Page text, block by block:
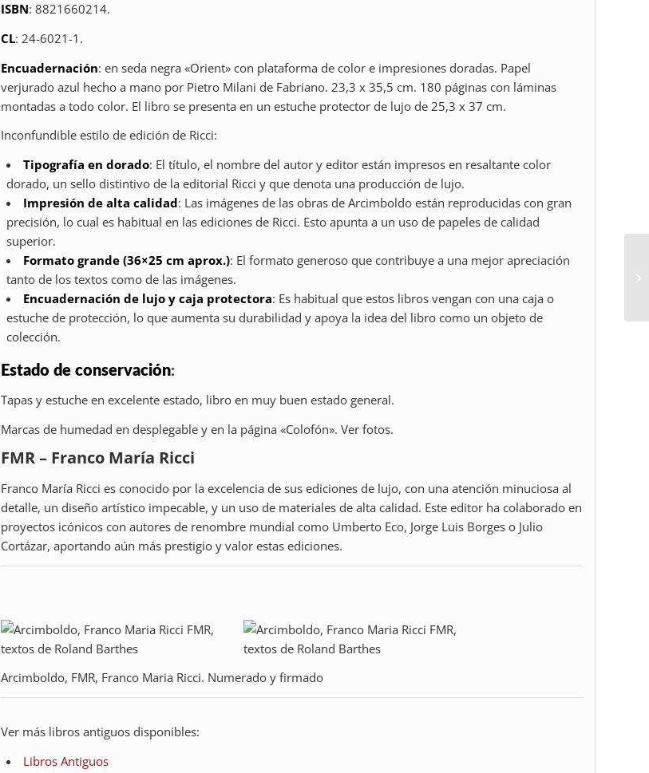
ISBN: 8821660214.
CL: 24-6021-1.
Encuadernación: en seda negra «Orient» con plataforma de color e impresiones doradas. Papel
verjurado azul hecho a mano por Pietro Milani de Fabriano. 23,3 x 35,5 cm. 180 páginas con láminas
montadas a todo color. El libro se presenta en un estuche protector de lujo de 25,3 x 37 cm.
Inconfundible estilo de edición de Ricci:
Tipografía en dorado: El título, el nombre del autor y editor están impresos en resaltante color
dorado, un sello distintivo de la editorial Ricci y que denota una producción de lujo.
Impresión de alta calidad: Las imágenes de las obras de Arcimboldo están reproducidas con gran
precisión, lo cual es habitual en las ediciones de Ricci. Esto apunta a un uso de papeles de calidad
superior.
Formato grande (36×25 cm aprox.): El formato generoso que contribuye a una mejor apreciación
tanto de los textos como de las imágenes.
Encuadernación de lujo y caja protectora: Es habitual que estos libros vengan con una caja o
estuche de protección, lo que aumenta su durabilidad y apoya la idea del libro como un objeto de
colección.
Estado de conservación:
Tapas y estuche en excelente estado, libro en muy buen estado general.
Marcas de humedad en desplegable y en la página «Colofón». Ver fotos.
FMR – Franco María Ricci
Franco María Ricci es conocido por la excelencia de sus ediciones de lujo, con una atención minuciosa al
detalle, un diseño artístico impecable, y un uso de materiales de alta calidad. Este editor ha colaborado en
proyectos icónicos con autores de renombre mundial como Umberto Eco, Jorge Luis Borges o Julio
Cortázar, aportando aún más prestigio y valor estas ediciones.
Arcimboldo, FMR, Franco Maria Ricci. Numerado y firmado
Ver más libros antiguos disponibles:
Libros Antiguos